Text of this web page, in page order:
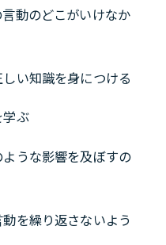
動のどこがいけなか
い知識を身につける
学ぶ
うな影響を及ぼすの
を繰り返さないよう